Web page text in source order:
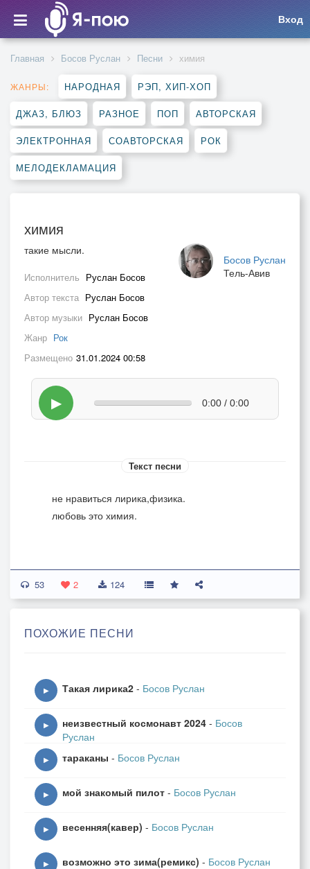
Вход
Главная Босов Руслан Песни химия
ЖАНРЫ: НАРОДНАЯ РЭП, ХИП-ХОП
ДЖАЗ, БЛЮЗ РАЗНОЕ ПОП АВТОРСКАЯ
ЭЛЕКТРОННАЯ СОАВТОРСКАЯ РОК
МЕЛОДЕКЛАМАЦИЯ
химия
Босов Руслан
Тель-Авив
такие мысли.
Исполнитель Руслан Босов
Автор текста Руслан Босов
Автор музыки Руслан Босов
Жанр Рок
Размещено 31.01.2024 00:58
▶ 0:00 / 0:00
Текст песни
не нравиться лирика,физика.
любовь это химия.
53 2 124
ПОХОЖИЕ ПЕСНИ
▶ Такая лирика2 - Босов Руслан
▶ неизвестный космонавт 2024 - Босов
Руслан
▶ тараканы - Босов Руслан
▶ мой знакомый пилот - Босов Руслан
▶ весенняя(кавер) - Босов Руслан
▶ возможно это зима(ремикс) - Босов Руслан